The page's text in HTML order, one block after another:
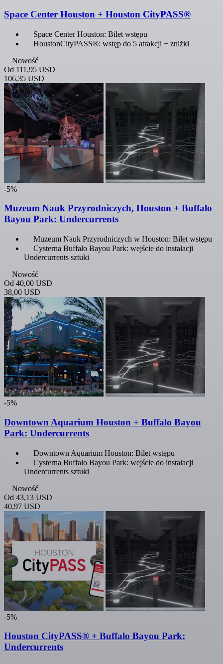
Space Center Houston + Houston CityPASS®
Space Center Houston: Bilet wstępu
HoustonCityPASS®: wstęp do 5 atrakcji + zniżki
Nowość
Od 111,95 USD
106,35 USD
-5%
Muzeum Nauk Przyrodniczych, Houston + Buffalo
Bayou Park: Undercurrents
Muzeum Nauk Przyrodniczych w Houston: Bilet wstępu
Cysterna Buffalo Bayou Park: wejście do instalacji
Undercurrents sztuki
Nowość
Od 40,00 USD
38,00 USD
-5%
Downtown Aquarium Houston + Buffalo Bayou
Park: Undercurrents
Downtown Aquarium Houston: Bilet wstępu
Cysterna Buffalo Bayou Park: wejście do instalacji
Undercurrents sztuki
Nowość
Od 43,13 USD
40,97 USD
-5%
Houston CityPASS® + Buffalo Bayou Park:
Undercurrents